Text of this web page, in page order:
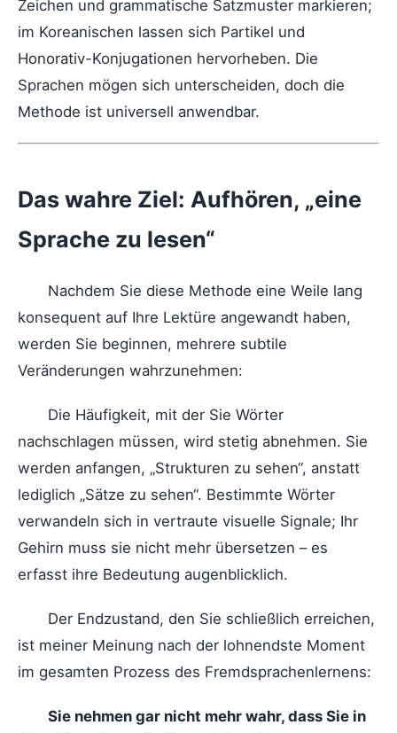
Zeichen und grammatische Satzmuster markieren;
im Koreanischen lassen sich Partikel und
Honorativ-Konjugationen hervorheben. Die
Sprachen mögen sich unterscheiden, doch die
Methode ist universell anwendbar.
Das wahre Ziel: Aufhören, „eine
Sprache zu lesen“
Nachdem Sie diese Methode eine Weile lang
konsequent auf Ihre Lektüre angewandt haben,
werden Sie beginnen, mehrere subtile
Veränderungen wahrzunehmen:
Die Häufigkeit, mit der Sie Wörter
nachschlagen müssen, wird stetig abnehmen. Sie
werden anfangen, „Strukturen zu sehen“, anstatt
lediglich „Sätze zu sehen“. Bestimmte Wörter
verwandeln sich in vertraute visuelle Signale; Ihr
Gehirn muss sie nicht mehr übersetzen – es
erfasst ihre Bedeutung augenblicklich.
Der Endzustand, den Sie schließlich erreichen,
ist meiner Meinung nach der lohnendste Moment
im gesamten Prozess des Fremdsprachenlernens:
Sie nehmen gar nicht mehr wahr, dass Sie in